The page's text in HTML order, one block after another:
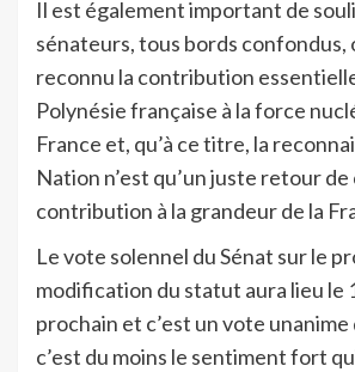
Il est également important de
sénateurs, tous bords confondus,
reconnu la contribution
Polynésie française à la force
France et, qu’à ce titre, la
Nation n’est qu’un juste retour
contribution à la grandeur de la
Le vote solennel du Sénat sur le
modification du statut aura lieu le
prochain et c’est un vote
c’est du moins le sentiment fort